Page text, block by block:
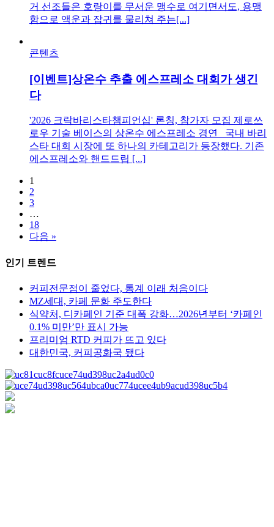
거 선조들은 호랑이를 무서운 맹수로 여기면서도, 용맹
함으로 액운과 잡귀를 물리쳐 주는[...]
콘텐츠
[이벤트]상온수 추출 에스프레소 대회가 생긴
다
'2026 크락바리스타챔피언십' 론칭, 참가자 모집 제로쓰
로우 기술 베이스의 상온수 에스프레소 경연 국내 바리
스타 대회 시장에 또 하나의 카테고리가 등장했다. 기존
에스프레소와 핸드드립 [...]
1
2
3
…
18
다음 »
인기 트렌드
커피전문점이 줄었다, 통계 이래 처음이다
MZ세대, 카페 문화 주도한다
식약처, 디카페인 기준 대폭 강화…2026년부터 ‘카페인
0.1% 미만’만 표시 가능
프리미엄 RTD 커피가 뜨고 있다
대한민국, 커피공화국 됐다